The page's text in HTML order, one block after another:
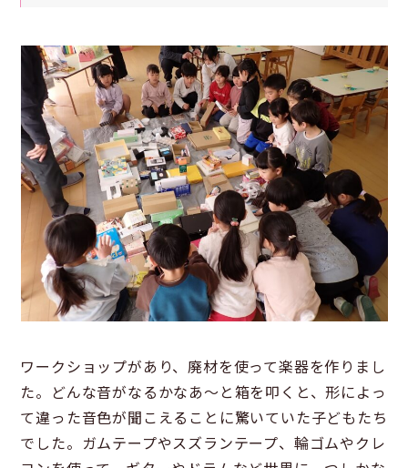
ワークショップがあり、廃材を使って楽器を作りまし
た。どんな音がなるかなあ〜と箱を叩くと、形によっ
て違った音色が聞こえることに驚いていた子どもたち
でした。ガムテープやスズランテープ、輪ゴムやクレ